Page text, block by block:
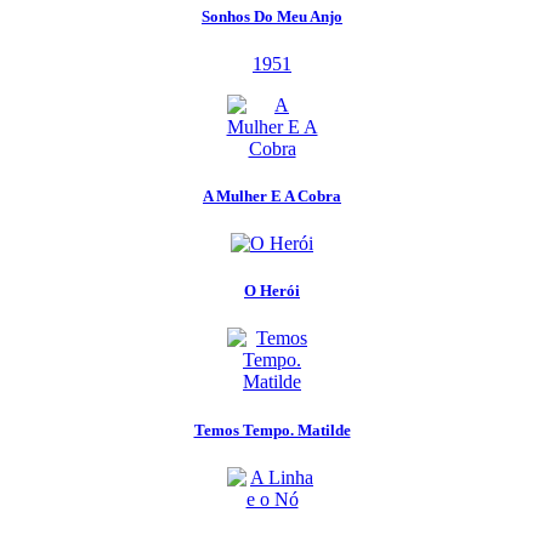
Sonhos Do Meu Anjo
1951
A Mulher E A Cobra
O Herói
Temos Tempo. Matilde